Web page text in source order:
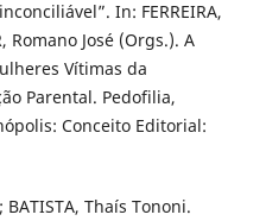
In: FERREIRA,
Romano José (Orgs.). A
Vítimas da
Parental. Pedofilia,
Conceito Editorial:
BATISTA, Thaís Tononi.